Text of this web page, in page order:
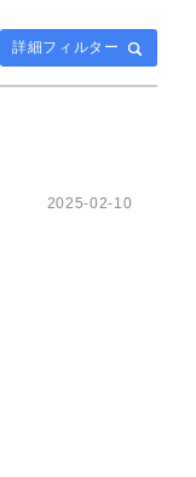
詳細フィルター
2025-02-10